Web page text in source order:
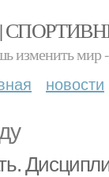
|
изменить мир
новости